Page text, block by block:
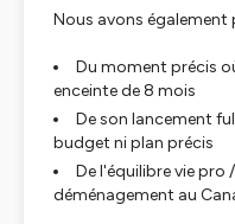
Nous avons également
Du moment précis
enceinte de 8 mois
De son lancement
budget ni plan précis
De l'équilibre vie pro
déménagement au